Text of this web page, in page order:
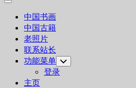
Expand
中国书画
中国古籍
老照片
联系站长
功能菜单 Toggle
Child
Menu
登录
主页